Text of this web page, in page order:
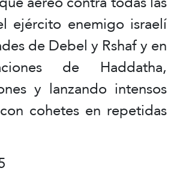
ejército enemigo israelí
de Debel y Rshaf y en
de Haddatha,
y lanzando intensos
cohetes en repetidas